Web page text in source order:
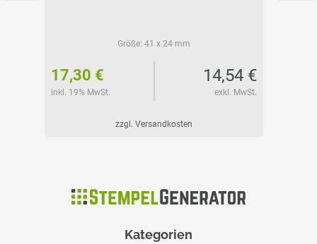
Größe: 41 x 24 mm
17,30 €
inkl. 19% MwSt.
14,54 €
exkl. MwSt.
zzgl. Versandkosten
Kategorien